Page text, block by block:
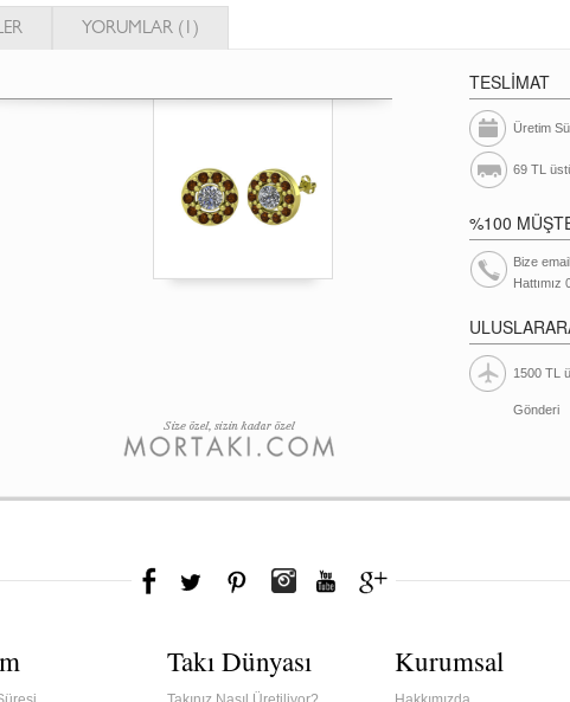
YORUMLAR (1)
TESLİMAT
Üretim
69 TL
%100
Bize
Hattımız
1500 TL
Gönderi
Takı Dünyası Kurumsal